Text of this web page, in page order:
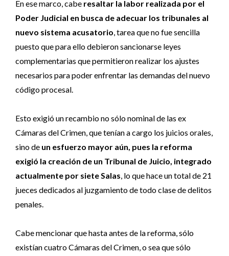
En ese marco, cabe resaltar la labor realizada por el
Poder Judicial en busca de adecuar los tribunales al
nuevo sistema acusatorio, tarea que no fue sencilla
puesto que para ello debieron sancionarse leyes
complementarias que permitieron realizar los ajustes
necesarios para poder enfrentar las demandas del nuevo
código procesal.
Esto exigió un recambio no sólo nominal de las ex
Cámaras del Crimen, que tenían a cargo los juicios orales,
sino de un esfuerzo mayor aún, pues la reforma
exigió la creación de un Tribunal de Juicio, integrado
actualmente por siete Salas, lo que hace un total de 21
jueces dedicados al juzgamiento de todo clase de delitos
penales.
Cabe mencionar que hasta antes de la reforma, sólo
existían cuatro Cámaras del Crimen, o sea que sólo